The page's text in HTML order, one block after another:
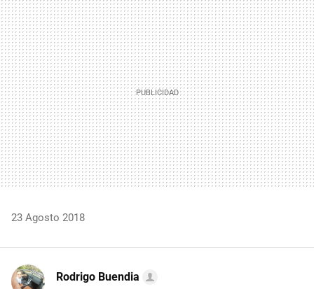
MAIL
23 Agosto 2018
Rodrigo Buendia